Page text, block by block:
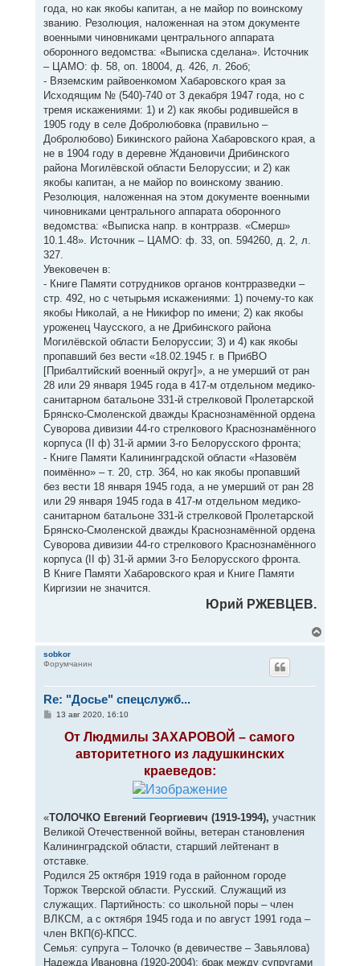
года, но как якобы капитан, а не майор по воинскому
званию. Резолюция, наложенная на этом документе
военными чиновниками центрального аппарата
оборонного ведомства: «Выписка сделана». Источник
– ЦАМО: ф. 58, оп. 18004, д. 426, л. 26об;
- Вяземским райвоенкомом Хабаровского края за
Исходящим № (540)-740 от 3 декабря 1947 года, но с
тремя искажениями: 1) и 2) как якобы родившейся в
1905 году в селе Добролюбовка (правильно –
Добролюбово) Бикинского района Хабаровского края, а
не в 1904 году в деревне Ждановичи Дрибинского
района Могилёвской области Белоруссии; и 2) как
якобы капитан, а не майор по воинскому званию.
Резолюция, наложенная на этом документе военными
чиновниками центрального аппарата оборонного
ведомства: «Выписка напр. в контрразв. «Смерш»
10.1.48». Источник – ЦАМО: ф. 33, оп. 594260, д. 2, л.
327.
Увековечен в:
- Книге Памяти сотрудников органов контрразведки –
стр. 492, но с четырьмя искажениями: 1) почему-то как
якобы Николай, а не Никифор по имени; 2) как якобы
уроженец Чаусского, а не Дрибинского района
Могилёвской области Белоруссии; 3) и 4) как якобы
пропавший без вести «18.02.1945 г. в ПрибВО
[Прибалтийский военный округ]», а не умерший от ран
28 или 29 января 1945 года в 417-м отдельном медико-
санитарном батальоне 331-й стрелковой Пролетарской
Брянско-Смоленской дважды Краснознамённой ордена
Суворова дивизии 44-го стрелкового Краснознамённого
корпуса (II ф) 31-й армии 3-го Белорусского фронта;
- Книге Памяти Калининградской области «Назовём
поимённо» – т. 20, стр. 364, но как якобы пропавший
без вести 18 января 1945 года, а не умерший от ран 28
или 29 января 1945 года в 417-м отдельном медико-
санитарном батальоне 331-й стрелковой Пролетарской
Брянско-Смоленской дважды Краснознамённой ордена
Суворова дивизии 44-го стрелкового Краснознамённого
корпуса (II ф) 31-й армии 3-го Белорусского фронта.
В Книге Памяти Хабаровского края и Книге Памяти
Киргизии не значится.
Юрий РЖЕВЦЕВ.
sobkor
Форумчанин
Re: "Досье" спецслужб...
С13 авг 2020, 16:10
От Людмилы ЗАХАРОВОЙ – самого
авторитетного из ладушкинских
краеведов:
«ТОЛОЧКО Евгений Георгиевич (1919-1994), участник
Великой Отечественной войны, ветеран становления
Калининградской области, старший лейтенант в
отставке.
Родился 25 октября 1919 года в районном городе
Торжок Тверской области. Русский. Служащий из
служащих. Партийность: со школьной поры – член
ВЛКСМ, а с октября 1945 года и по август 1991 года –
член ВКП(б)-КПСС.
Семья: супруга – Толочко (в девичестве – Завьялова)
Надежда Ивановна (1920-2004); брак между супругами